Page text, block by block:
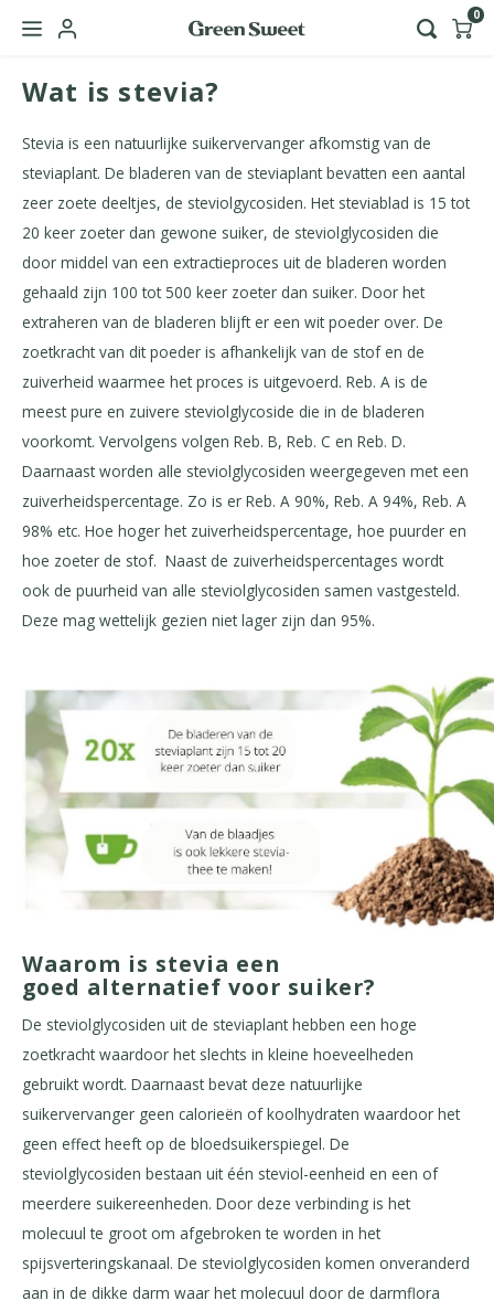
Hoofdmenu / green sweet zakelijk
Nederlands
English
0
Wat is stevia?
Stevia is een natuurlijke suikervervanger afkomstig van de
steviaplant. De bladeren van de steviaplant bevatten een aantal
zeer zoete deeltjes, de steviolgycosiden. Het steviablad is 15 tot
20 keer zoeter dan gewone suiker, de steviolglycosiden die
door middel van een extractieproces uit de bladeren worden
gehaald zijn 100 tot 500 keer zoeter dan suiker. Door het
extraheren van de bladeren blijft er een wit poeder over. De
zoetkracht van dit poeder is afhankelijk van de stof en de
zuiverheid waarmee het proces is uitgevoerd. Reb. A is de
meest pure en zuivere steviolglycoside die in de bladeren
voorkomt. Vervolgens volgen Reb. B, Reb. C en Reb. D.
Daarnaast worden alle steviolglycosiden weergegeven met een
zuiverheidspercentage. Zo is er Reb. A 90%, Reb. A 94%, Reb. A
98% etc. Hoe hoger het zuiverheidspercentage, hoe puurder en
hoe zoeter de stof. Naast de zuiverheidspercentages wordt
ook de puurheid van alle steviolglycosiden samen vastgesteld.
Deze mag wettelijk gezien niet lager zijn dan 95%.
Waarom is stevia een
goed alternatief voor suiker?
De steviolglycosiden uit de steviaplant hebben een hoge
zoetkracht waardoor het slechts in kleine hoeveelheden
gebruikt wordt. Daarnaast bevat deze natuurlijke
suikervervanger geen calorieën of koolhydraten waardoor het
geen effect heeft op de bloedsuikerspiegel. De
steviolglycosiden bestaan uit één steviol-eenheid en een of
meerdere suikereenheden. Door deze verbinding is het
molecuul te groot om afgebroken te worden in het
spijsverteringskanaal. De steviolglycosiden komen onveranderd
aan in de dikke darm waar het molecuul door de darmflora